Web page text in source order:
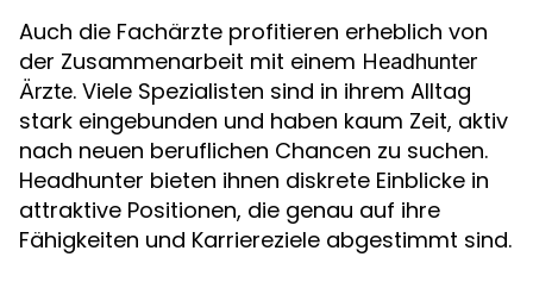
Auch die Fachärzte profitieren erheblich von
der Zusammenarbeit mit einem Headhunter
Ärzte. Viele Spezialisten sind in ihrem Alltag
stark eingebunden und haben kaum Zeit, aktiv
nach neuen beruflichen Chancen zu suchen.
Headhunter bieten ihnen diskrete Einblicke in
attraktive Positionen, die genau auf ihre
Fähigkeiten und Karriereziele abgestimmt sind.